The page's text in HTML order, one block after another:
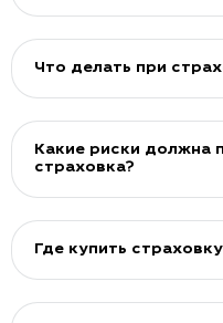
Что делать при
Какие риски должна
страховка?
Где купить